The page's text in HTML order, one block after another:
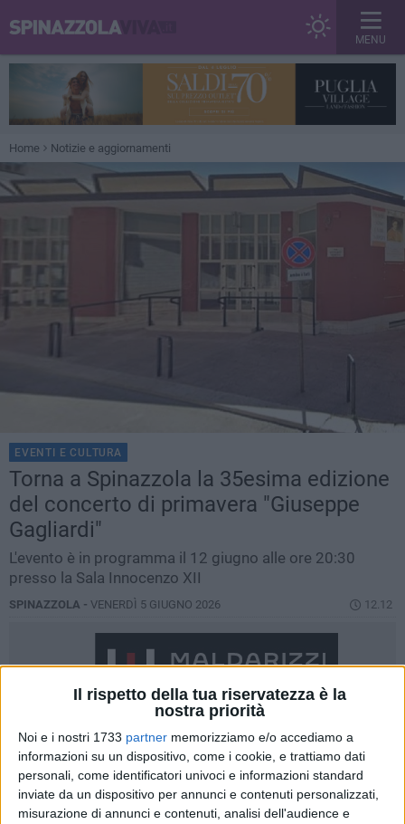
Il rispetto della tua riservatezza è la
nostra priorità
Noi e i nostri 1733 partner memorizziamo e/o accediamo a
informazioni su un dispositivo, come i cookie, e trattiamo dati
personali, come identificatori univoci e informazioni standard
inviate da un dispositivo per annunci e contenuti personalizzati,
misurazione di annunci e contenuti, analisi dell'audience e
MENU
Home Notizie e aggiornamenti
EVENTI E CULTURA
Torna a Spinazzola la 35esima edizione
del concerto di primavera "Giuseppe
Gagliardi"
L'evento è in programma il 12 giugno alle ore 20:30
presso la Sala Innocenzo XII
SPINAZZOLA - VENERDÌ 5 GIUGNO 2026 12.12